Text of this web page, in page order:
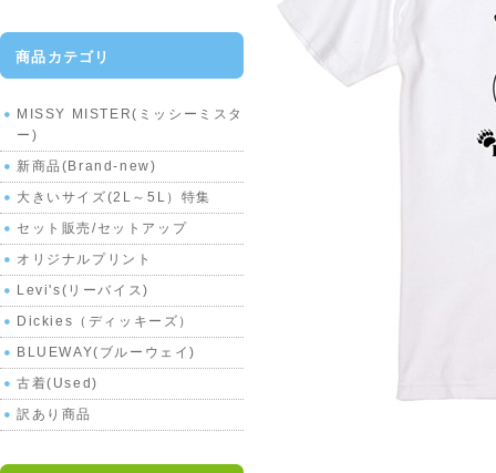
商品カテゴリ
MISSY MISTER(ミッシーミスタ
ー)
新商品(Brand-new)
大きいサイズ(2L～5L）特集
セット販売/セットアップ
オリジナルプリント
Levi's(リーバイス)
Dickies（ディッキーズ）
BLUEWAY(ブルーウェイ)
古着(Used)
訳あり商品